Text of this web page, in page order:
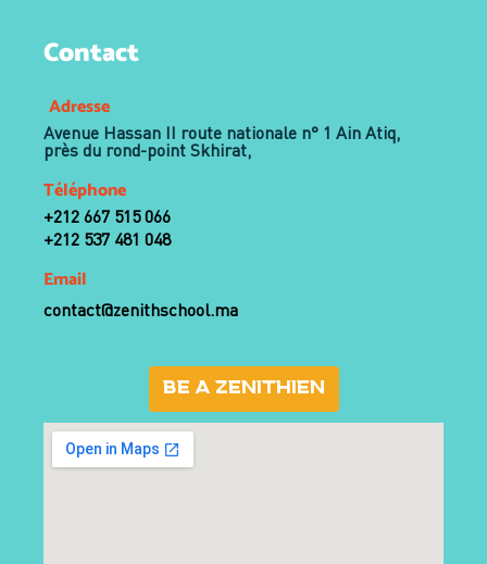
Contact
Adresse
Avenue Hassan II route nationale n° 1 Ain Atiq,
près du rond-point Skhirat,
Téléphone
+212 667 515 066
+212 537 481 048
Email
contact@zenithschool.ma
BE A ZENITHIEN